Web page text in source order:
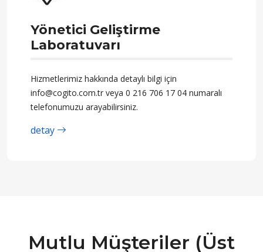
Yönetici Geliştirme
Laboratuvarı
Hizmetlerimiz hakkında detaylı bilgi için
info@cogito.com.tr veya 0 216 706 17 04 numaralı
telefonumuzu arayabilirsiniz.
detay
Mutlu Müşteriler (Üst